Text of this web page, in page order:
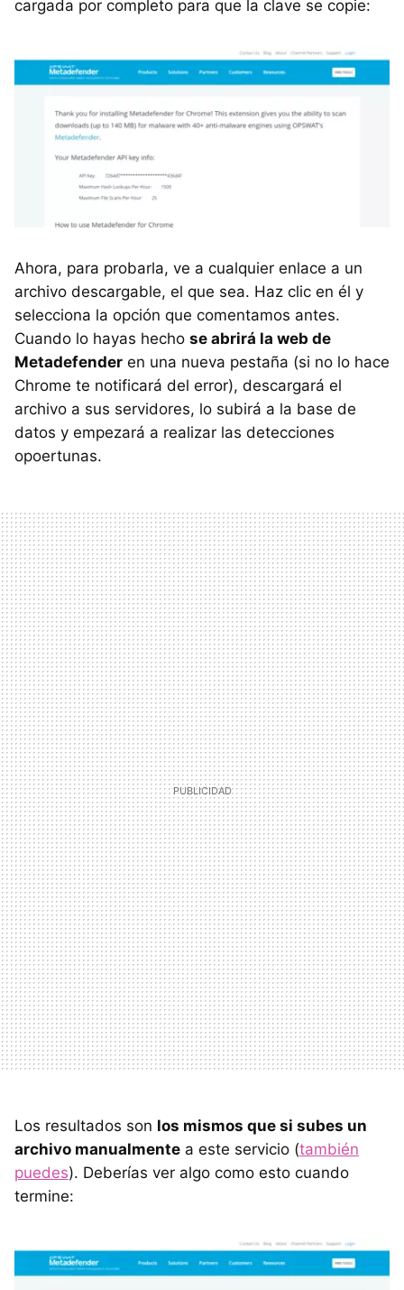
cargada por completo para que la clave se copie:
Ahora, para probarla, ve a cualquier enlace a un
archivo descargable, el que sea. Haz clic en él y
selecciona la opción que comentamos antes.
Cuando lo hayas hecho se abrirá la web de
Metadefender en una nueva pestaña (si no lo hace
Chrome te notificará del error), descargará el
archivo a sus servidores, lo subirá a la base de
datos y empezará a realizar las detecciones
opoertunas.
Los resultados son los mismos que si subes un
archivo manualmente a este servicio (también
puedes). Deberías ver algo como esto cuando
termine: